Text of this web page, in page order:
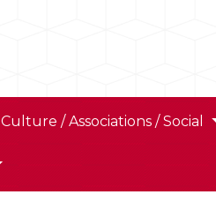
Culture / Associations / Social